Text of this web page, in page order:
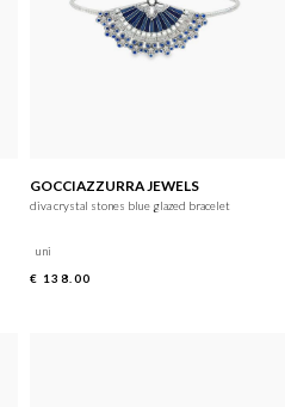
GOCCIAZZURRA JEWELS
diva crystal stones blue glazed bracelet
uni
€ 138.00